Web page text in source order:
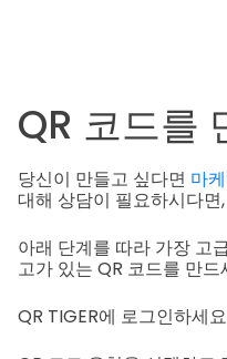
QR 코드를
당신이 만들고 싶다면 마
대해 상담이 필요하시다
아래 단계를 따라 가장 고
고가 있는 QR 코드를 만드
QR TIGER에 로그인하세